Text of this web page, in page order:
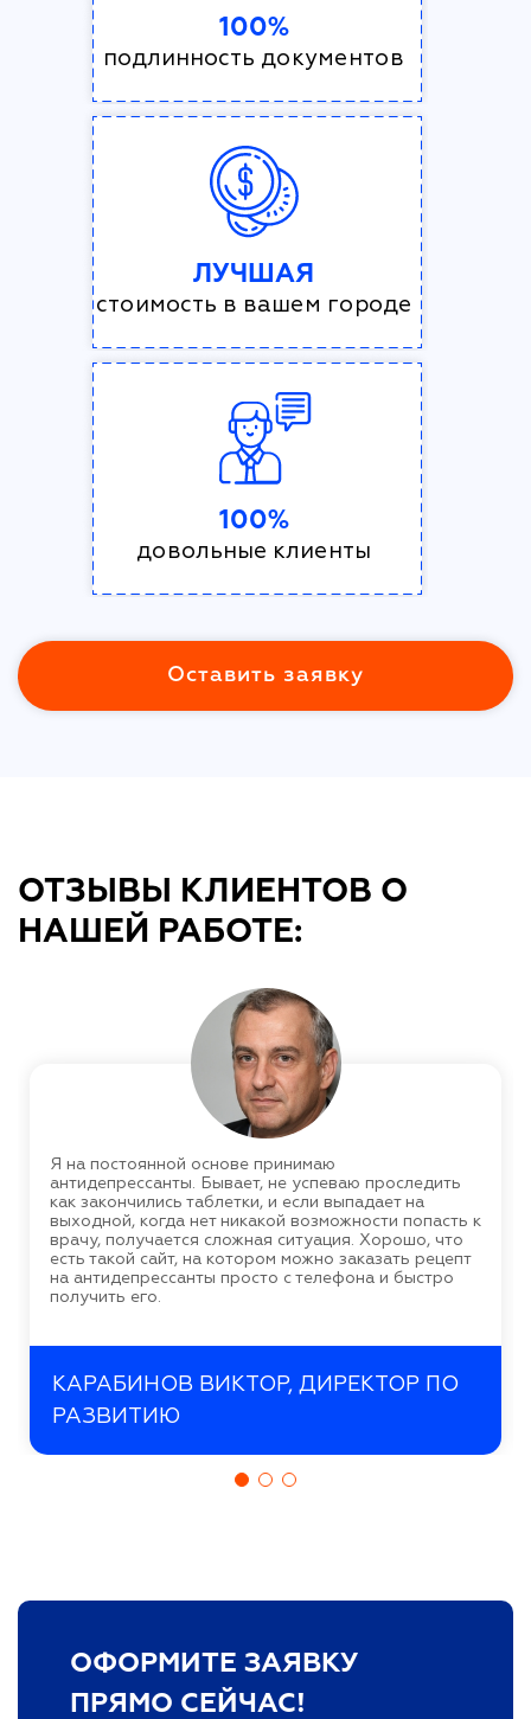
100%
подлинность документов
ЛУЧШАЯ
стоимость в вашем городе
100%
довольные клиенты
Оставить заявку
ОТЗЫВЫ КЛИЕНТОВ О
НАШЕЙ РАБОТЕ:
Я на постоянной основе принимаю
антидепрессанты. Бывает, не успеваю проследить
как закончились таблетки, и если выпадает на
выходной, когда нет никакой возможности попасть к
врачу, получается сложная ситуация. Хорошо, что
есть такой сайт, на котором можно заказать рецепт
на антидепрессанты просто с телефона и быстро
получить его.
КАРАБИНОВ ВИКТОР, ДИРЕКТОР ПО
РАЗВИТИЮ
ОФОРМИТЕ ЗАЯВКУ
ПРЯМО СЕЙЧАС!